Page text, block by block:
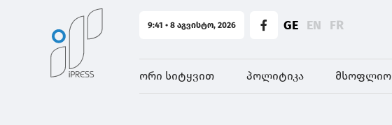
9:41 • 8 აგვისტო, 2026 GE EN FR
ორი სიტყვით პოლიტიკა მსოფლიო